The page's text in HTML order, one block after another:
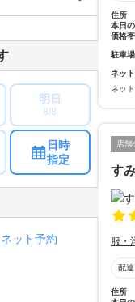
住所
本日
価格帯
駐車場
ネッ
ネッ
店舗
す
服・
配
住所
明日
8/8
日時
指定
ット予約